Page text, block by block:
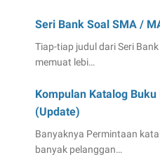
Seri Bank Soal SMA /
Tiap-tiap judul dari Seri
memuat lebi…
Kompulan Katalog
(Update)
Banyaknya Permintaan
banyak pelanggan…